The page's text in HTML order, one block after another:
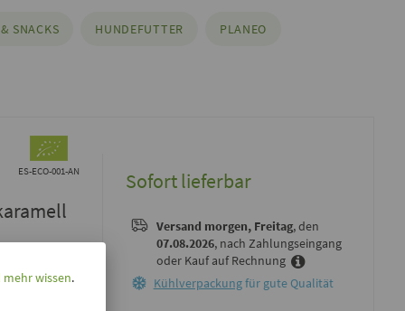
SNACKS HUNDEFUTTER PLANEO
ES-ECO-001-AN Sofort lieferbar
Versand morgen, Freitag, den
07.08.2026, nach Zahlungseingang
oder Kauf auf Rechnung
Kühlverpackungfür gute Qualität
wissen.